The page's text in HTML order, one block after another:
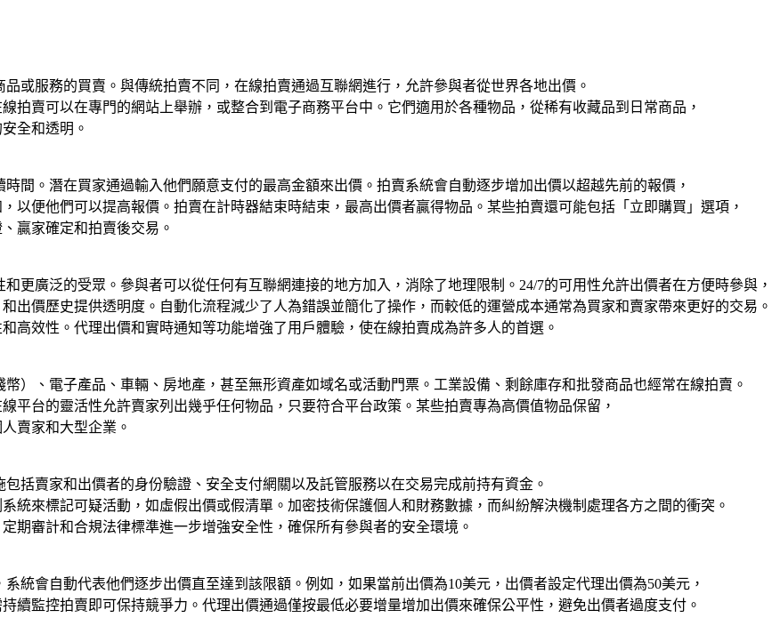
或服務的買賣。與傳統拍賣不同，在線拍賣通過互聯網進行，允許參與者從世界各地出價。
拍賣可以在專門的網站上舉辦，或整合到電子商務平台中。它們適用於各種物品，從稀有收藏品到日常商品，
全和透明。
間。潛在買家通過輸入他們願意支付的最高金額來出價。拍賣系統會自動逐步增加出價以超越先前的報價，
以便他們可以提高報價。拍賣在計時器結束時結束，最高出價者贏得物品。某些拍賣還可能包括「立即購買」選項，
贏家確定和拍賣後交易。
更廣泛的受眾。參與者可以從任何有互聯網連接的地方加入，消除了地理限制。24/7的可用性允許出價者在方便時參與，
出價歷史提供透明度。自動化流程減少了人為錯誤並簡化了操作，而較低的運營成本通常為買家和賣家帶來更好的交易。
高效性。代理出價和實時通知等功能增強了用戶體驗，使在線拍賣成為許多人的首選。
）、電子產品、車輛、房地產，甚至無形資產如域名或活動門票。工業設備、剩餘庫存和批發商品也經常在線拍賣。
平台的靈活性允許賣家列出幾乎任何物品，只要符合平台政策。某些拍賣專為高價值物品保留，
賣家和大型企業。
括賣家和出價者的身份驗證、安全支付網關以及託管服務以在交易完成前持有資金。
統來標記可疑活動，如虛假出價或假清單。加密技術保護個人和財務數據，而糾紛解決機制處理各方之間的衝突。
期審計和合規法律標準進一步增強安全性，確保所有參與者的安全環境。
統會自動代表他們逐步出價直至達到該限額。例如，如果當前出價為10美元，出價者設定代理出價為50美元，
續監控拍賣即可保持競爭力。代理出價通過僅按最低必要增量增加出價來確保公平性，避免出價者過度支付。